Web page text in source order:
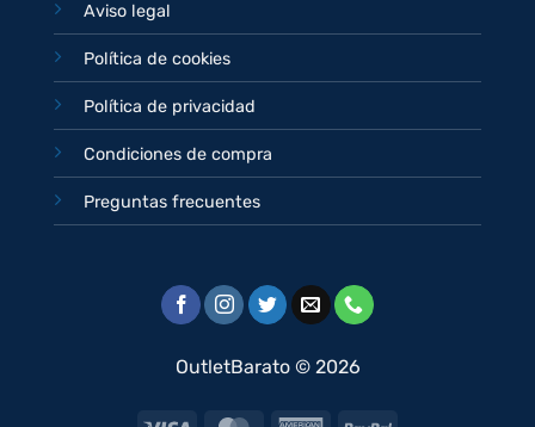
Aviso legal
Política de cookies
Política de privacidad
Condiciones de compra
Preguntas frecuentes
OutletBarato © 2026